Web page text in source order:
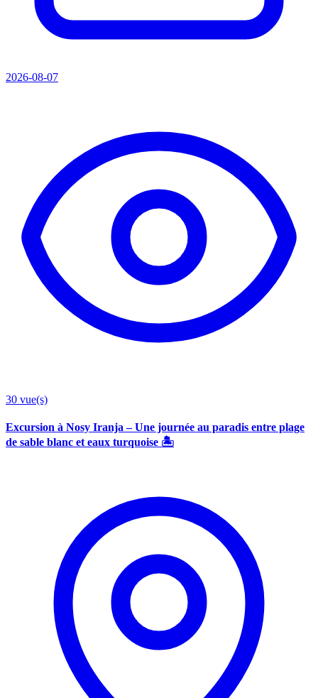
2026-08-07
30 vue(s)
Excursion à Nosy Iranja – Une journée au paradis entre plage
de sable blanc et eaux turquoise 🏝️